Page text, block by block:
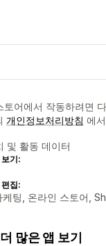
토어에서 작동하려면
개인정보처리방침 에
및 활동 데이터
기:
집:
케팅, 온라인 스토어,
많은 앱 보기